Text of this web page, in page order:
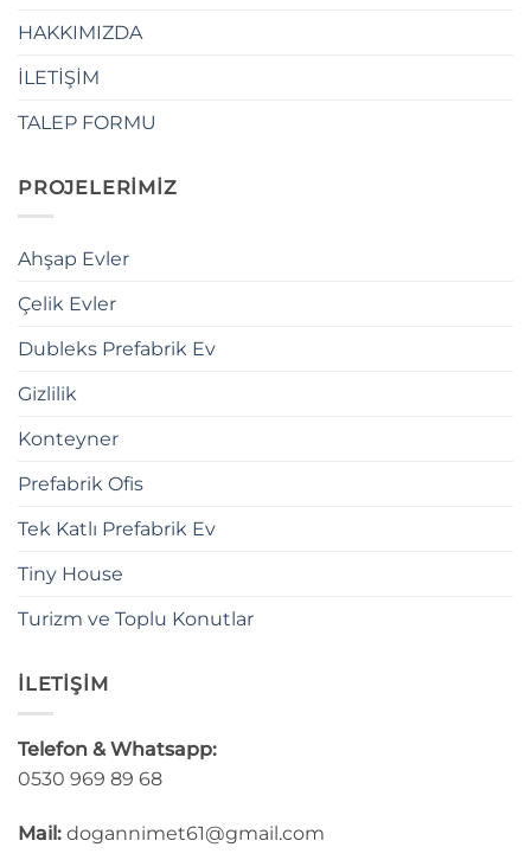
HAKKIMIZDA
İLETİŞİM
TALEP FORMU
PROJELERİMİZ
Ahşap Evler
Çelik Evler
Dubleks Prefabrik Ev
Gizlilik
Konteyner
Prefabrik Ofis
Tek Katlı Prefabrik Ev
Tiny House
Turizm ve Toplu Konutlar
İLETİŞİM
Telefon & Whatsapp:
0530 969 89 68
Mail: dogannimet61@gmail.com